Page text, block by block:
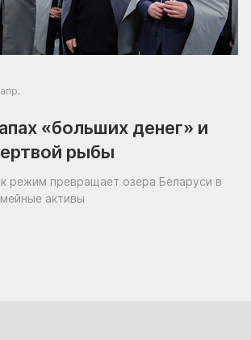
«больших денег» и
рыбы
режим превращает озера Беларуси в
активы